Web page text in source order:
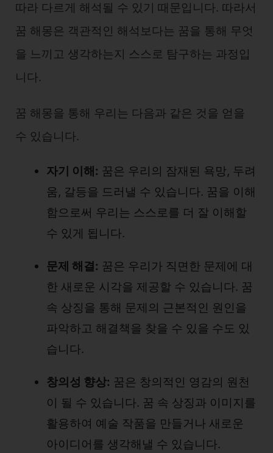
따라 다르게 해석될 수 있기 때문입니다. 따라서
꿈 해몽은 객관적인 해석보다는 꿈을 통해 무엇
을 느끼고 생각하는지 스스로 탐구하는 과정입
니다.
꿈 해몽을 통해 우리는 다음과 같은 것을 얻을
수 있습니다.
자기 이해: 꿈은 우리의 잠재된 욕망, 두려
움, 갈등을 드러낼 수 있습니다. 꿈을 이해
함으로써 우리는 스스로를 더 잘 이해할
수 있게 됩니다.
문제 해결: 꿈은 우리가 직면한 문제에 대
한 새로운 시각을 제공할 수 있습니다. 꿈
속 상징을 통해 문제의 근본적인 원인을
파악하고 해결책을 찾을 수 있을 수도 있
습니다.
창의성 향상: 꿈은 창의적인 영감의 원천
이 될 수 있습니다. 꿈 속 상징과 이미지를
활용하여 예술 작품을 만들거나 새로운
아이디어를 생각해낼 수 있습니다.